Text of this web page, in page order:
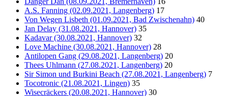
A.S. Fanning (02.09.2021, Langenberg) 17
Von Wegen Lisbeth (01.09.2021, Bad Zwischenahn) 40
Jan Delay (31.08.2021, Hannover) 35
Kadavar (30.08.2021, Hannover) 32
Love Machine (30.08.2021, Hannover) 28
Antilopen Gang (29.08.2021, Langenberg) 20
Thees Uhlmann (27.08.2021, Langenberg) 20
Sir Simon und Burkini Beach (27.08.2021, Langenberg) 7
Tocotronic (21.08.2021, Lingen) 35
Wisecräckers (20.08.2021, Hannover) 30